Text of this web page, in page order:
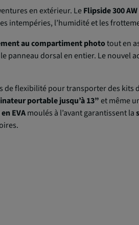
en extérieur. LeFlipside 300
intempéries, l’humidité et les
au compartiment phototout en
panneau dorsal en entier. Le nouvel
de flexibilité pour transporter des kits
portable jusqu’à 13”et même
EVAmoulés à l’avant garantissent la